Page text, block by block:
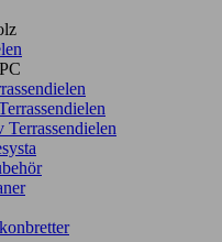
Terrassendielen